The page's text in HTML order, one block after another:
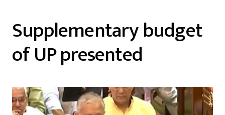
Supplementary budget
of UP presented